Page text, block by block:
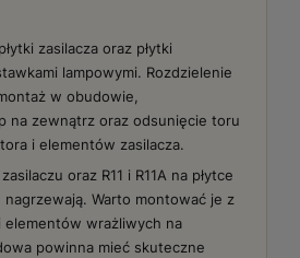
zasilacza oraz płytki
lampowymi. Rozdzielenie
w obudowie,
na zewnątrz oraz odsunięcie toru
i elementów zasilacza.
oraz R11 i R11A na płytce
Warto montować je z
elementów wrażliwych na
powinna mieć skuteczne